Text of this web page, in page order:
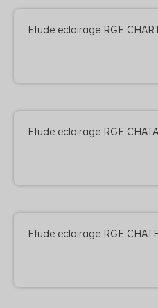
Etude eclairage RGE
Etude eclairage RGE
Etude eclairage RGE